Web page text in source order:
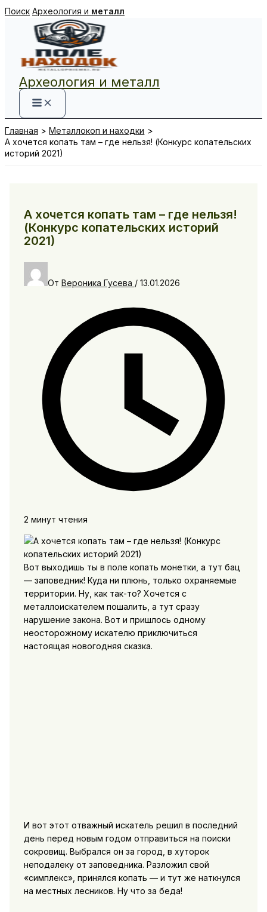
Перейти
содержимому
Поиск Археология и металл
Археология и металл
Главная
Металлокоп и находки
А хочется копать там – где нельзя! (Конкурс копательских
историй 2021)
А хочется копать там – где нельзя!
(Конкурс копательских историй
2021)
От Вероника Гусева / 13.01.2026
2 минут чтения
Вот выходишь ты в поле копать монетки, а тут бац
— заповедник! Куда ни плюнь, только охраняемые
территории. Ну, как так-то? Хочется с
металлоискателем пошалить, а тут сразу
нарушение закона. Вот и пришлось одному
неосторожному искателю приключиться
настоящая новогодняя сказка.
И вот этот отважный искатель решил в последний
день перед новым годом отправиться на поиски
сокровищ. Выбрался он за город, в хуторок
неподалеку от заповедника. Разложил свой
«симплекс», принялся копать — и тут же наткнулся
на местных лесников. Ну что за беда!